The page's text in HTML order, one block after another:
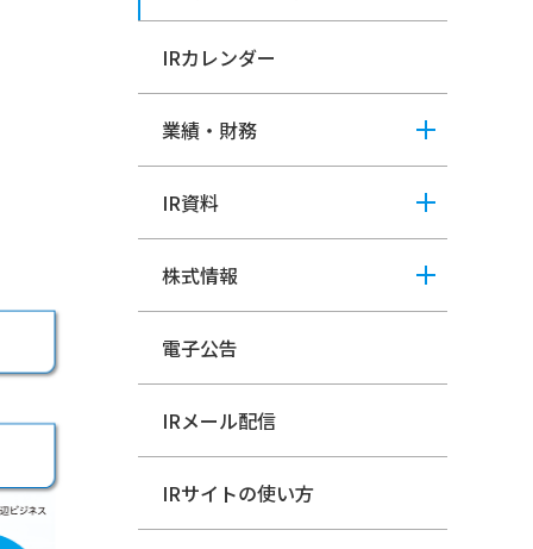
IRカレンダー
業績・財務
IR資料
株式情報
電子公告
IRメール配信
IRサイトの使い方